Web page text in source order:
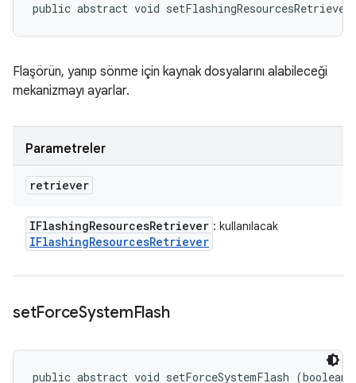
public abstract void
Flaşörün, yanıp sönme için kaynak dosyalarını alabileceği
mekanizmayı ayarlar.
Parametreler
retriever
IFlashingResourcesRetriever : kullanılacak
IFlashingResourcesRetriever
setForceSystemFlash
public abstract void setForceSystemFlash (boolean